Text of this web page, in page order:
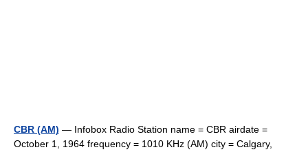
CBR (AM) — Infobox Radio Station name = CBR airdate =
October 1, 1964 frequency = 1010 KHz (AM) city = Calgary,